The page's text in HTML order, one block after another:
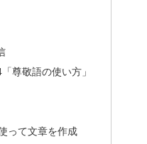
尊敬語の使い方」
って文章を作成